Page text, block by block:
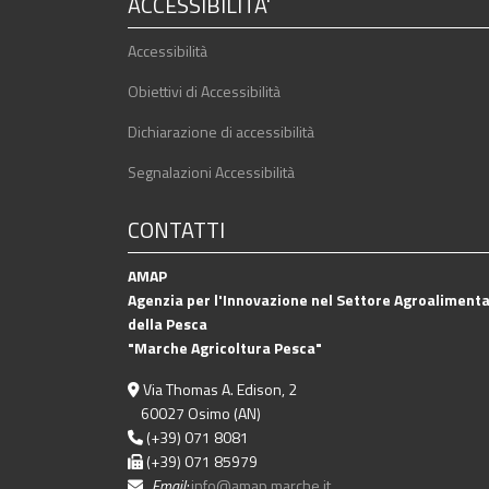
Accessibilità
Obiettivi di Accessibilità
Dichiarazione di accessibilità
Segnalazioni Accessibilità
CONTATTI
AMAP
Agenzia per l'Innovazione nel Settore
della Pesca
"Marche Agricoltura Pesca"
Via Thomas A. Edison, 2
60027 Osimo (AN)
(+39) 071 8081
(+39) 071 85979